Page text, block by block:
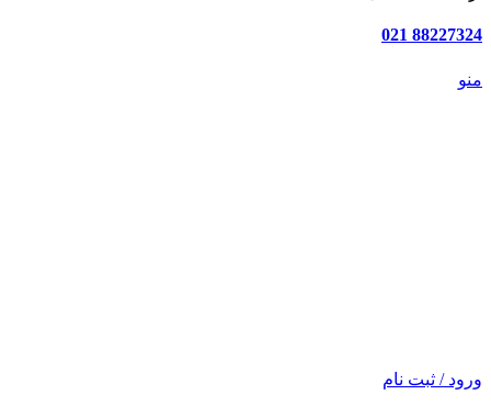
88227324 021
منو
ورود / ثبت نام